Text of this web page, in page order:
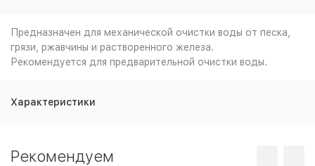
Предназначен для механической очистки воды от песка,
грязи, ржавчины и растворенного железа.
Рекомендуется для предварительной очистки воды.
Характеристики
Рекомендуем